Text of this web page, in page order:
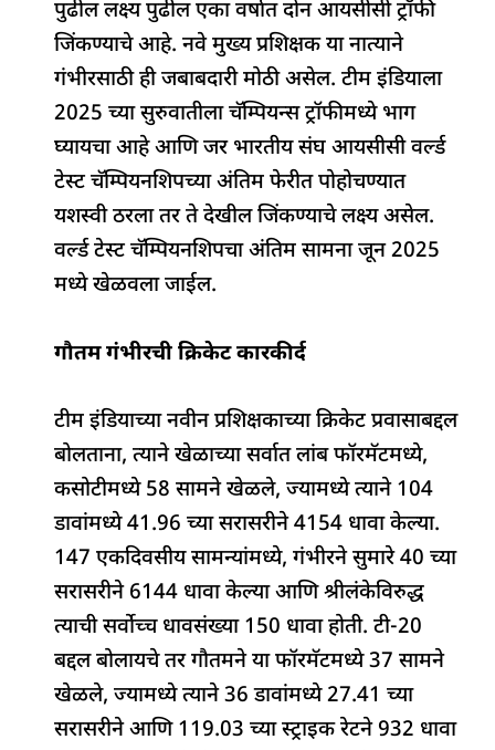
पुढील लक्ष्य पुढील एका वर्षात दोन आयसीसी ट्रॉफी
जिंकण्याचे आहे. नवे मुख्य प्रशिक्षक या नात्याने
गंभीरसाठी ही जबाबदारी मोठी असेल. टीम इंडियाला
2025 च्या सुरुवातीला चॅम्पियन्स ट्रॉफीमध्ये भाग
घ्यायचा आहे आणि जर भारतीय संघ आयसीसी वर्ल्ड
टेस्ट चॅम्पियनशिपच्या अंतिम फेरीत पोहोचण्यात
यशस्वी ठरला तर ते देखील जिंकण्याचे लक्ष्य असेल.
वर्ल्ड टेस्ट चॅम्पियनशिपचा अंतिम सामना जून 2025
मध्ये खेळवला जाईल.
गौतम गंभीरची क्रिकेट कारकीर्द
टीम इंडियाच्या नवीन प्रशिक्षकाच्या क्रिकेट प्रवासाबद्दल
बोलताना, त्याने खेळाच्या सर्वात लांब फॉरमॅटमध्ये,
कसोटीमध्ये 58 सामने खेळले, ज्यामध्ये त्याने 104
डावांमध्ये 41.96 च्या सरासरीने 4154 धावा केल्या.
147 एकदिवसीय सामन्यांमध्ये, गंभीरने सुमारे 40 च्या
सरासरीने 6144 धावा केल्या आणि श्रीलंकेविरुद्ध
त्याची सर्वोच्च धावसंख्या 150 धावा होती. टी-20
बद्दल बोलायचे तर गौतमने या फॉरमॅटमध्ये 37 सामने
खेळले, ज्यामध्ये त्याने 36 डावांमध्ये 27.41 च्या
सरासरीने आणि 119.03 च्या स्ट्राइक रेटने 932 धावा